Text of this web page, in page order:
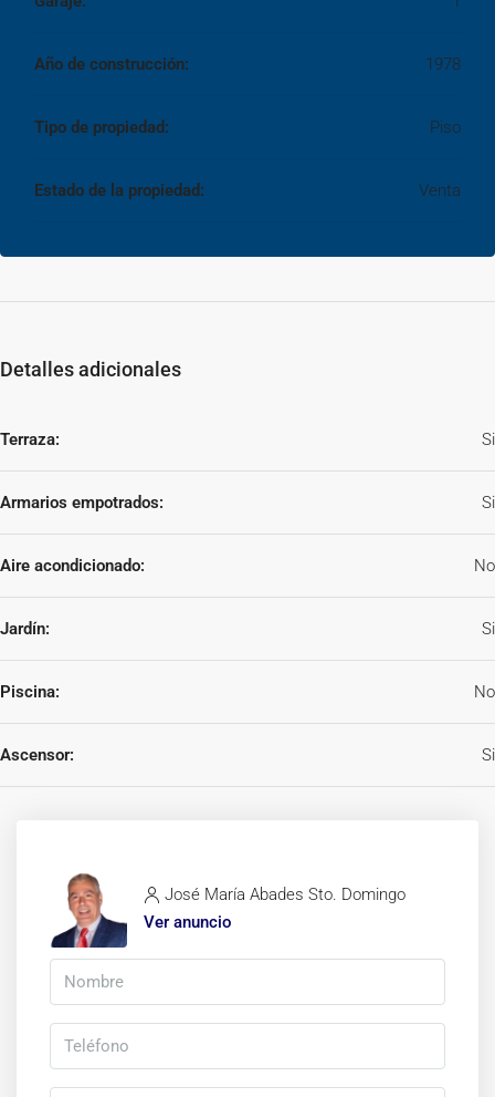
Año de construcción: 1978
Tipo de propiedad: Piso
Estado de la propiedad: Venta
Detalles adicionales
Terraza: Si
Armarios empotrados: Si
Aire acondicionado: No
Jardín: Si
Piscina: No
Ascensor: Si
José María Abades Sto. Domingo
Ver anuncio